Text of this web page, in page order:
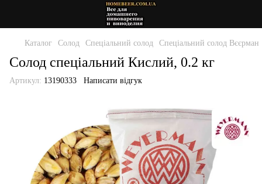
Каталог Солод Спеціальний солод Спеціальний солод Вєєрман
Солод спеціальний Кислий, 0.2 кг
Артикул: 13190333 Написати відгук